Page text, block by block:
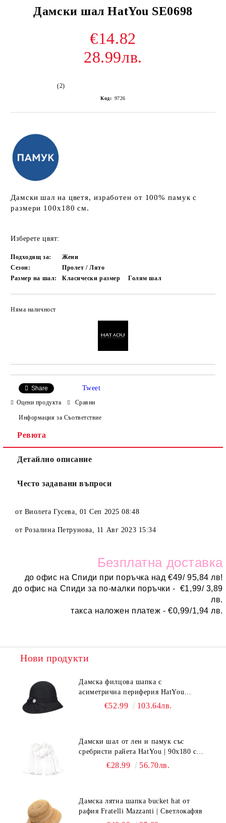
Дамски шал HatYou SE0698
€14.82
28.99лв.
(2)
Код: 9726
Дамски шал на цветя, изработен от 100% памук с
размери 100х180 cм.
Изберете цвят:
Подходящ за:
Жени
Сезон:
Пролет / Лято
Размер на шал:
Класически размер Голям шал
Няма наличност
Share Tweet
Оцени продукта Сравни
Информация за Съответствие
Ревюта
Детайлно описание
Често задавани въпроси
от Виолета Гусева, 01 Сеп 2025 08:48
от Розалина Петрунова, 11 Авг 2023 15:34
Безплатна доставка
до офис на Спиди при поръчка над€49/ 95,84 лв!
до офис на Спиди за по-малки поръчки - €1,99/ 3,89
лв.
такса наложен платеж -€0,99/1,94 лв.
Нови продукти
Дамска филцова шапка с
асиметрична периферия HatYou
CF0376 | Черен
€52.99 103.64лв.
Дамски шал от лен и памук със
сребристи райета HatYou | 90x180 см |
€28.99 56.70лв.
Дамска лятна шапка bucket hat от
рафия Fratelli Mazzanti | Светлокафяв